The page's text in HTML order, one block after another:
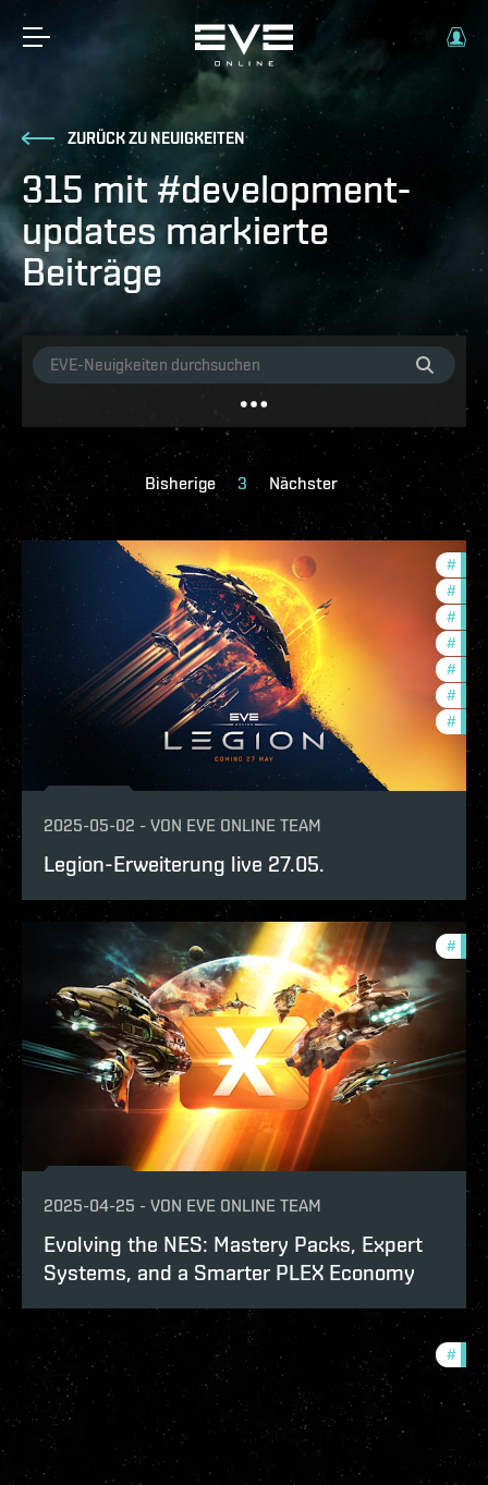
ZURÜCK ZU NEUIGKEITEN
315 mit #development-
updates markierte
Beiträge
Bisherige 3 Nächster
#
#
#
#
#
#
#
2025-05-02 - VON EVE ONLINE TEAM
Legion-Erweiterung live 27.05.
#
2025-04-25 - VON EVE ONLINE TEAM
Evolving the NES: Mastery Packs, Expert
Systems, and a Smarter PLEX Economy
#